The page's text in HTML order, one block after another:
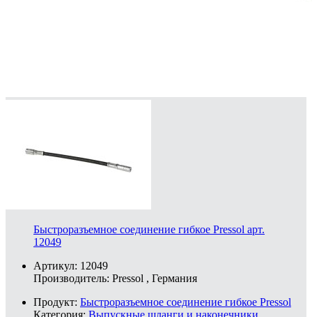
Быстроразъемное соединение гибкое Pressol арт.
12049
Артикул: 12049
Производитель: Pressol , Германия
Продукт: Быстроразъемное соединение гибкое Pressol
Категория: Выпускные шланги и наконечники